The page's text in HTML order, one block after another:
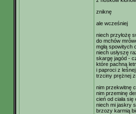
zniknę
ale wcześniej
niech przyłożę
do mchów
mgłą spowitych
niech usłyszę
skargę jagód -
które pachną
i paproci z
trzciny prężnej
nim przekwitnę
nim przeminę
cień od ciała się
niech mi jaskry
brzozy karmią